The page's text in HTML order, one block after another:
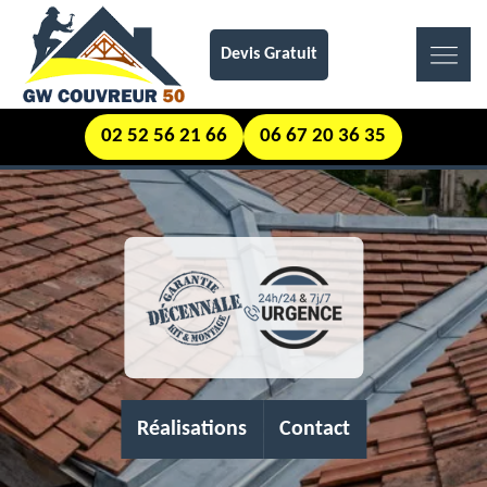
Devis Gratuit
02 52 56 21 66 06 67 20 36 35
Réalisations Contact